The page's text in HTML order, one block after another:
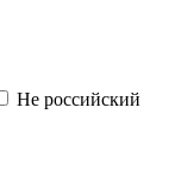
Не российский